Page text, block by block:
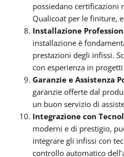
possiedano certificazioni
Qualicoat per le finiture,
Installazione
installazione è
prestazioni degli infissi.
con esperienza in
Garanzie e Assistenza
garanzie offerte dal
un buon servizio di
Integrazione con
moderni e di prestigio,
integrare gli infissi con
controllo automatico